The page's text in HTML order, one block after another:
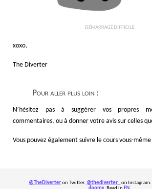
DÉMARRAGE DIFFICILE
xoxo,
The Diverter
Pour aller plus loin :
N’hésitez pas à suggérer vos propres
commentaires, ou à donner votre avis sur celles
Vous pouvez également suivre le cours vous-même
@TheDiverteron Twitter. @thediverter_
on